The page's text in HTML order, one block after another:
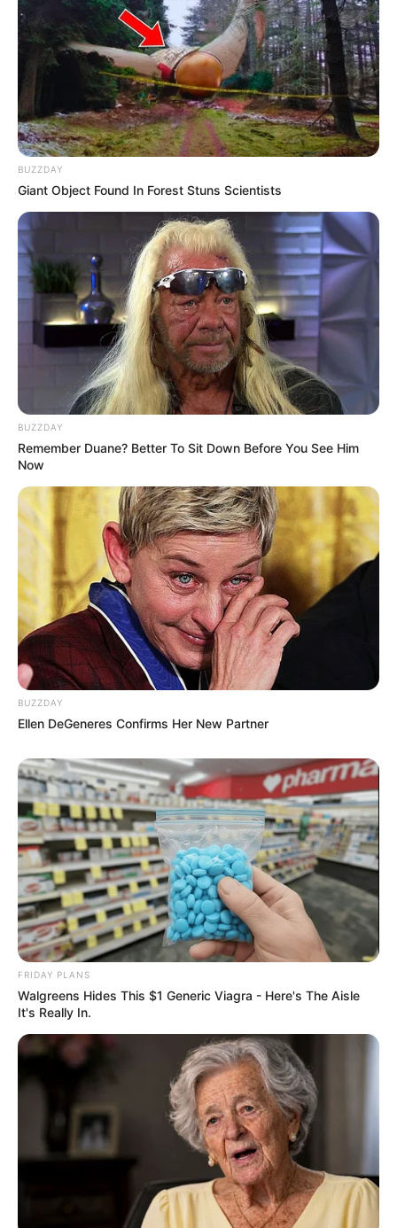
BUZZDAY
Giant Object Found In Forest Stuns Scientists
BUZZDAY
Remember Duane? Better To Sit Down Before You See Him
Now
BUZZDAY
Ellen DeGeneres Confirms Her New Partner
FRIDAY PLANS
Walgreens Hides This $1 Generic Viagra - Here's The Aisle
It's Really In.